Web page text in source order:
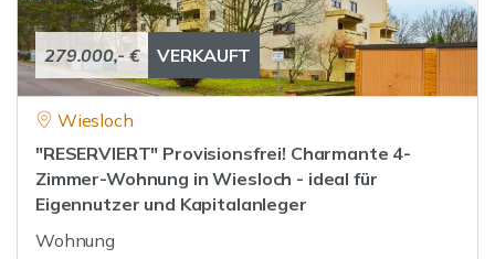
279.000,- € VERKAUFT
Wiesloch
"RESERVIERT" Provisionsfrei! Charmante 4-
Zimmer-Wohnung in Wiesloch - ideal für
Eigennutzer und Kapitalanleger
Wohnung